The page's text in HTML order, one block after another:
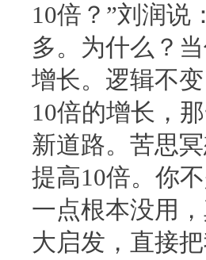
10倍？”刘润说
多。为什么？
增长。逻辑不
10倍的增长，
新道路。苦思
提高10倍。你
一点根本没用
大启发，直接